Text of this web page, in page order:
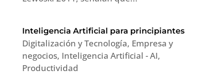
Inteligencia Artificial para principiantes
Digitalización y Tecnología, Empresa y
negocios, Inteligencia Artificial - AI,
Productividad